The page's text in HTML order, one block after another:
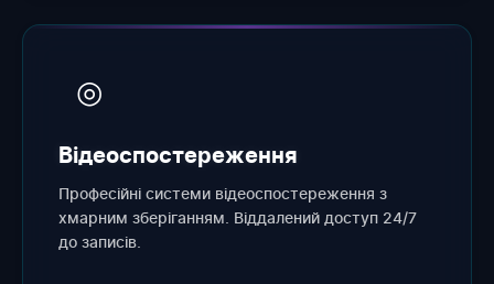
◎
Відеоспостереження
Професійні системи відеоспостереження з
хмарним зберіганням. Віддалений доступ 24/7
до записів.